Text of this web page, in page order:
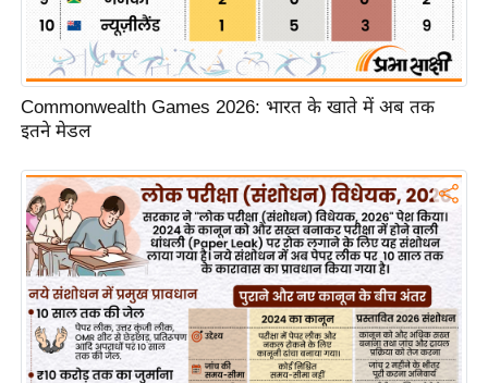
श
न
घ
रे
लू
नु
स्खे
प
र्य
ट
न
Commonwealth Games 2026: भारत के खाते में अब तक
इतने मेडल